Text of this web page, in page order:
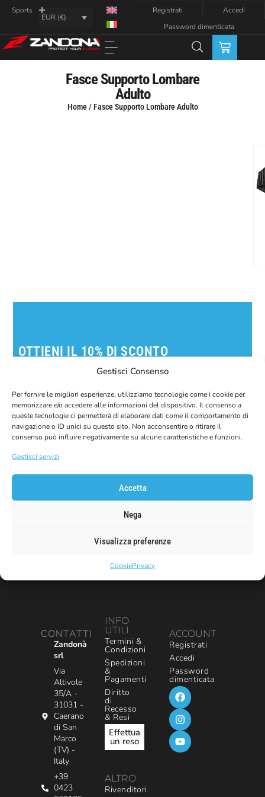
Gestisci Consenso
Per fornire le migliori esperienze, utilizziamo tecnologie come i cookie per
memorizzare e/o accedere alle informazioni del dispositivo. Il consenso a
queste tecnologie ci permetterà di elaborare dati come il comportamento di
navigazione o ID unici su questo sito. Non acconsentire o ritirare il
consenso può influire negativamente su alcune caratteristiche e funzioni.
Gestisci servizi
Accetta
Nega
Visualizza preferenze
CookiePrivacy
Sports
EUR (€)
Registrati
Accedi
Password dimenticata
Fasce Supporto Lombare
Adulto
Home/ Fasce Supporto Lombare Adulto
OTTIENI IL 10% DI SCONTO
SUL TUO PRIMO ORDINE!
Iscriviti alla nostra newsletter per ricevere il tuo
E-Mail
CONTATTI
Zandonà
srl
Via
Altivole
35/A -
31031 -
Caerano
di San
Marco
(TV) -
Italy
+39
0423
INFO
UTILI
Termini &
Condizioni
Spedizioni
&
Pagamenti
Diritto
di
Recesso
& Resi
Effettua
un reso
ALTRO
Rivenditori
ACCOUNT
Registrati
Accedi
Password
dimenticata